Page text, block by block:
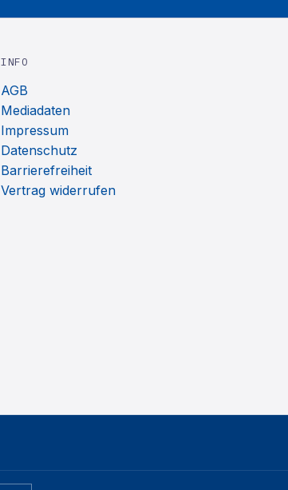
INFO
AGB
Mediadaten
Impressum
Datenschutz
Barrierefreiheit
Vertrag widerrufen